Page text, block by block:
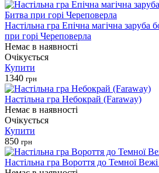
Настільна гра Епічна магічна заруба
при горі Череповерла
Немає в наявності
Очікується
Купити
1340 грн
Настільна гра Небокрай (Faraway)
Немає в наявності
Очікується
Купити
850 грн
Настільна гра Вороття до Темної